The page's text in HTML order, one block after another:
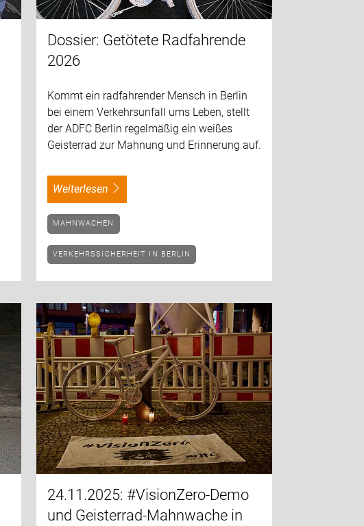
Dossier: Getötete Radfahrende
2026
Kommt ein radfahrender Mensch in Berlin
bei einem Verkehrsunfall ums Leben, stellt
der ADFC Berlin regelmäßig ein weißes
Geisterrad zur Mahnung und Erinnerung auf.
weiterlesen
MAHNWACHEN
VERKEHRSSICHERHEIT IN BERLIN
24.11.2025: #VisionZero-Demo
und Geisterrad-Mahnwache in